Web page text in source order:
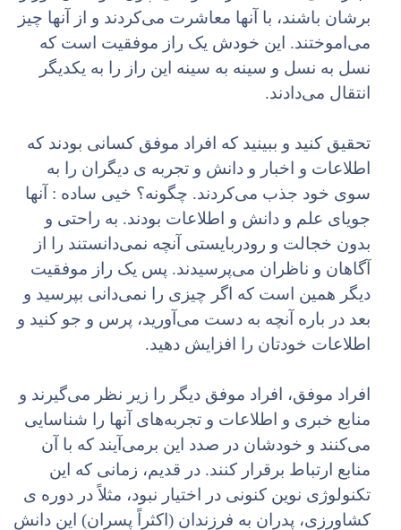
برشان باشند، با آنها معاشرت می‌کردند و از آنها چیز
می‌اموختند. این خودش یک راز موفقیت است که
نسل به نسل و سینه به سینه این راز را به یکدیگر
انتقال می‌دادند.
تحقیق کنید و ببینید که افراد موفق کسانی بودند که
اطلاعات و اخبار و دانش و تجربه ی دیگران را به
سوی خود جذب می‌کردند. چگونه؟ خیی ساده : آنها
جویای علم و دانش و اطلاعات بودند. به راحتی و
بدون خجالت و رودربایستی آنچه نمی‌دانستند را از
آگاهان و ناظران می‌پرسیدند. پس یک راز موفقیت
دیگر همین است که اگر چیزی را نمی‌دانی بپرسید و
بعد در باره آنچه به دست می‌آورید،‌ پرس و جو کنید و
اطلاعات خودتان را افزایش دهید.
افراد موفق، افراد موفق دیگر را زیر نظر می‌گیرند و
منابع خبری و اطلاعات و تجربه‌های آنها را شناسایی
می‌کنند و خودشان در صدد این برمی‌آیند که با آن
منابع ارتباط برقرار کنند. در قدیم، زمانی که این
تکنولوژی نوین کنونی در اختیار نبود، مثلاً در دوره ی
کشاورزی، پدران به فرزندان (اکثراً پسران) این دانش